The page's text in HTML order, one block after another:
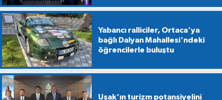
Yabancı ralliciler, Ortaca'ya
bağlı Dalyan Mahallesi'ndeki
öğrencilerle buluştu
Uşak'ın turizm potansiyelini